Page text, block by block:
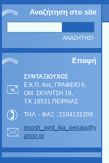
Αναζήτηση στο site
Επαφή
ΣΥΝΤΑΞΙΟΥΧΟΣ
Ε.Κ.Π. 4ος, ΓΡΑΦΕΙΟ 6,
ΟΜ. ΣΚΥΛΙΤΣΗ 19,
Τ.Κ 18531 ΠΕΙΡΑΙΑΣ
ΤΗΛ. - ΦΑΞ : 2104131209
enosh_synt_ika_peiraia@y
ahoo.gr